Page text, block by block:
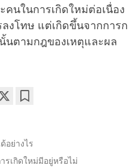
นในการเกิดใหม่ต่อเนื่อง
งโทษ แต่เกิดขึ้นจากการก
นตามกฎของเหตุและผล
อย่างไร
รเกิดใหม่มีอยู่หรือไม่